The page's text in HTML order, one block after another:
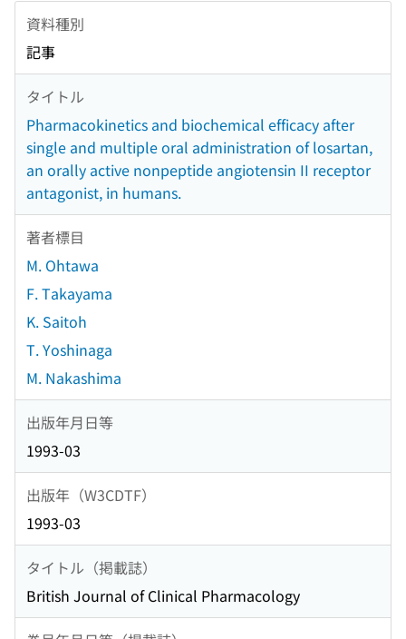
資料種別
記事
タイトル
Pharmacokinetics and biochemical efficacy after
single and multiple oral administration of losartan,
an orally active nonpeptide angiotensin II receptor
antagonist, in humans.
著者標目
M. Ohtawa
F. Takayama
K. Saitoh
T. Yoshinaga
M. Nakashima
出版年月日等
1993-03
出版年（W3CDTF）
1993-03
タイトル（掲載誌）
British Journal of Clinical Pharmacology